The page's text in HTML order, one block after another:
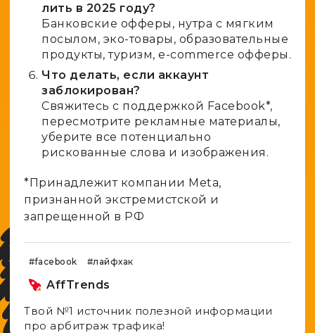
лить в 2025 году?
Банковские офферы, нутра с мягким
посылом, эко-товары, образовательные
продукты,туризм, e-commerce офферы.
Что делать, если аккаунт
заблокирован?
Свяжитесь с поддержкой Facebook*,
пересмотрите рекламные материалы,
уберите все потенциально
рискованные слова и изображения.
*Принадлежит компании Meta,
признанной экстремистской и
запрещенной в РФ
AffTrends
Твой №1 источник полезной информации
про арбитраж трафика!
#facebook #лайфхак